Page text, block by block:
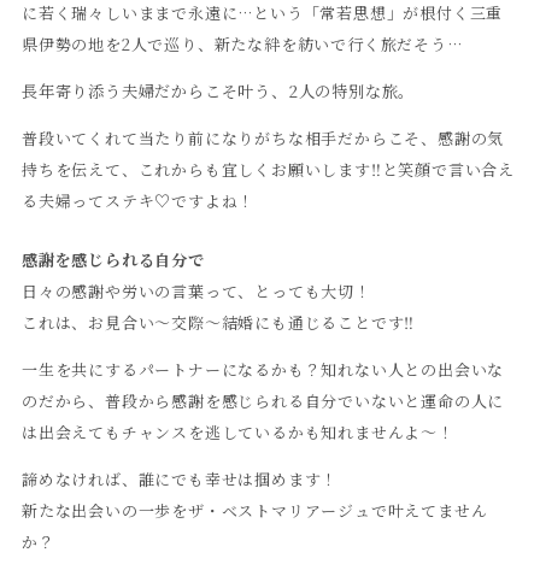
に若く瑞々しいままで永遠に…という「常若思想」が根付く三重
県伊勢の地を2人で巡り、新たな絆を紡いで行く旅だそう…
長年寄り添う夫婦だからこそ叶う、2人の特別な旅。
普段いてくれて当たり前になりがちな相手だからこそ、感謝の気
持ちを伝えて、これからも宜しくお願いします‼︎と笑顔で言い合え
る夫婦ってステキ♡ですよね！
感謝を感じられる自分で
日々の感謝や労いの言葉って、とっても大切！
これは、お見合い〜交際〜結婚にも通じることです‼︎
一生を共にするパートナーになるかも？知れない人との出会いな
のだから、普段から感謝を感じられる自分でいないと運命の人に
は出会えてもチャンスを逃しているかも知れませんよ〜！
諦めなければ、誰にでも幸せは掴めます！
新たな出会いの一歩をザ・ベストマリアージュで叶えてません
か？